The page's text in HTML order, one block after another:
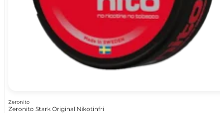
Zeronito
Zeronito Stark Original Nikotinfri